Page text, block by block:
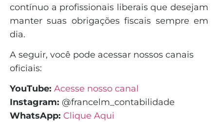
contínuo a profissionais liberais que desejam
manter suas obrigações fiscais sempre em
dia.
A seguir, você pode acessar nossos canais
oficiais:
YouTube: Acesse nosso canal
Instagram: @francelm_contabilidade
WhatsApp: Clique Aqui